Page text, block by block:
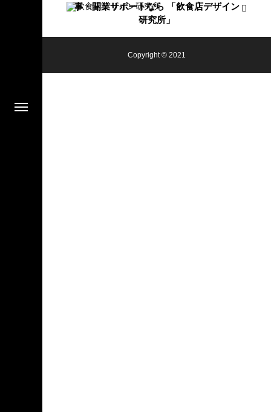
事・開業サポートなら 「飲食店デザイン
研究所」
Copyright © 2021